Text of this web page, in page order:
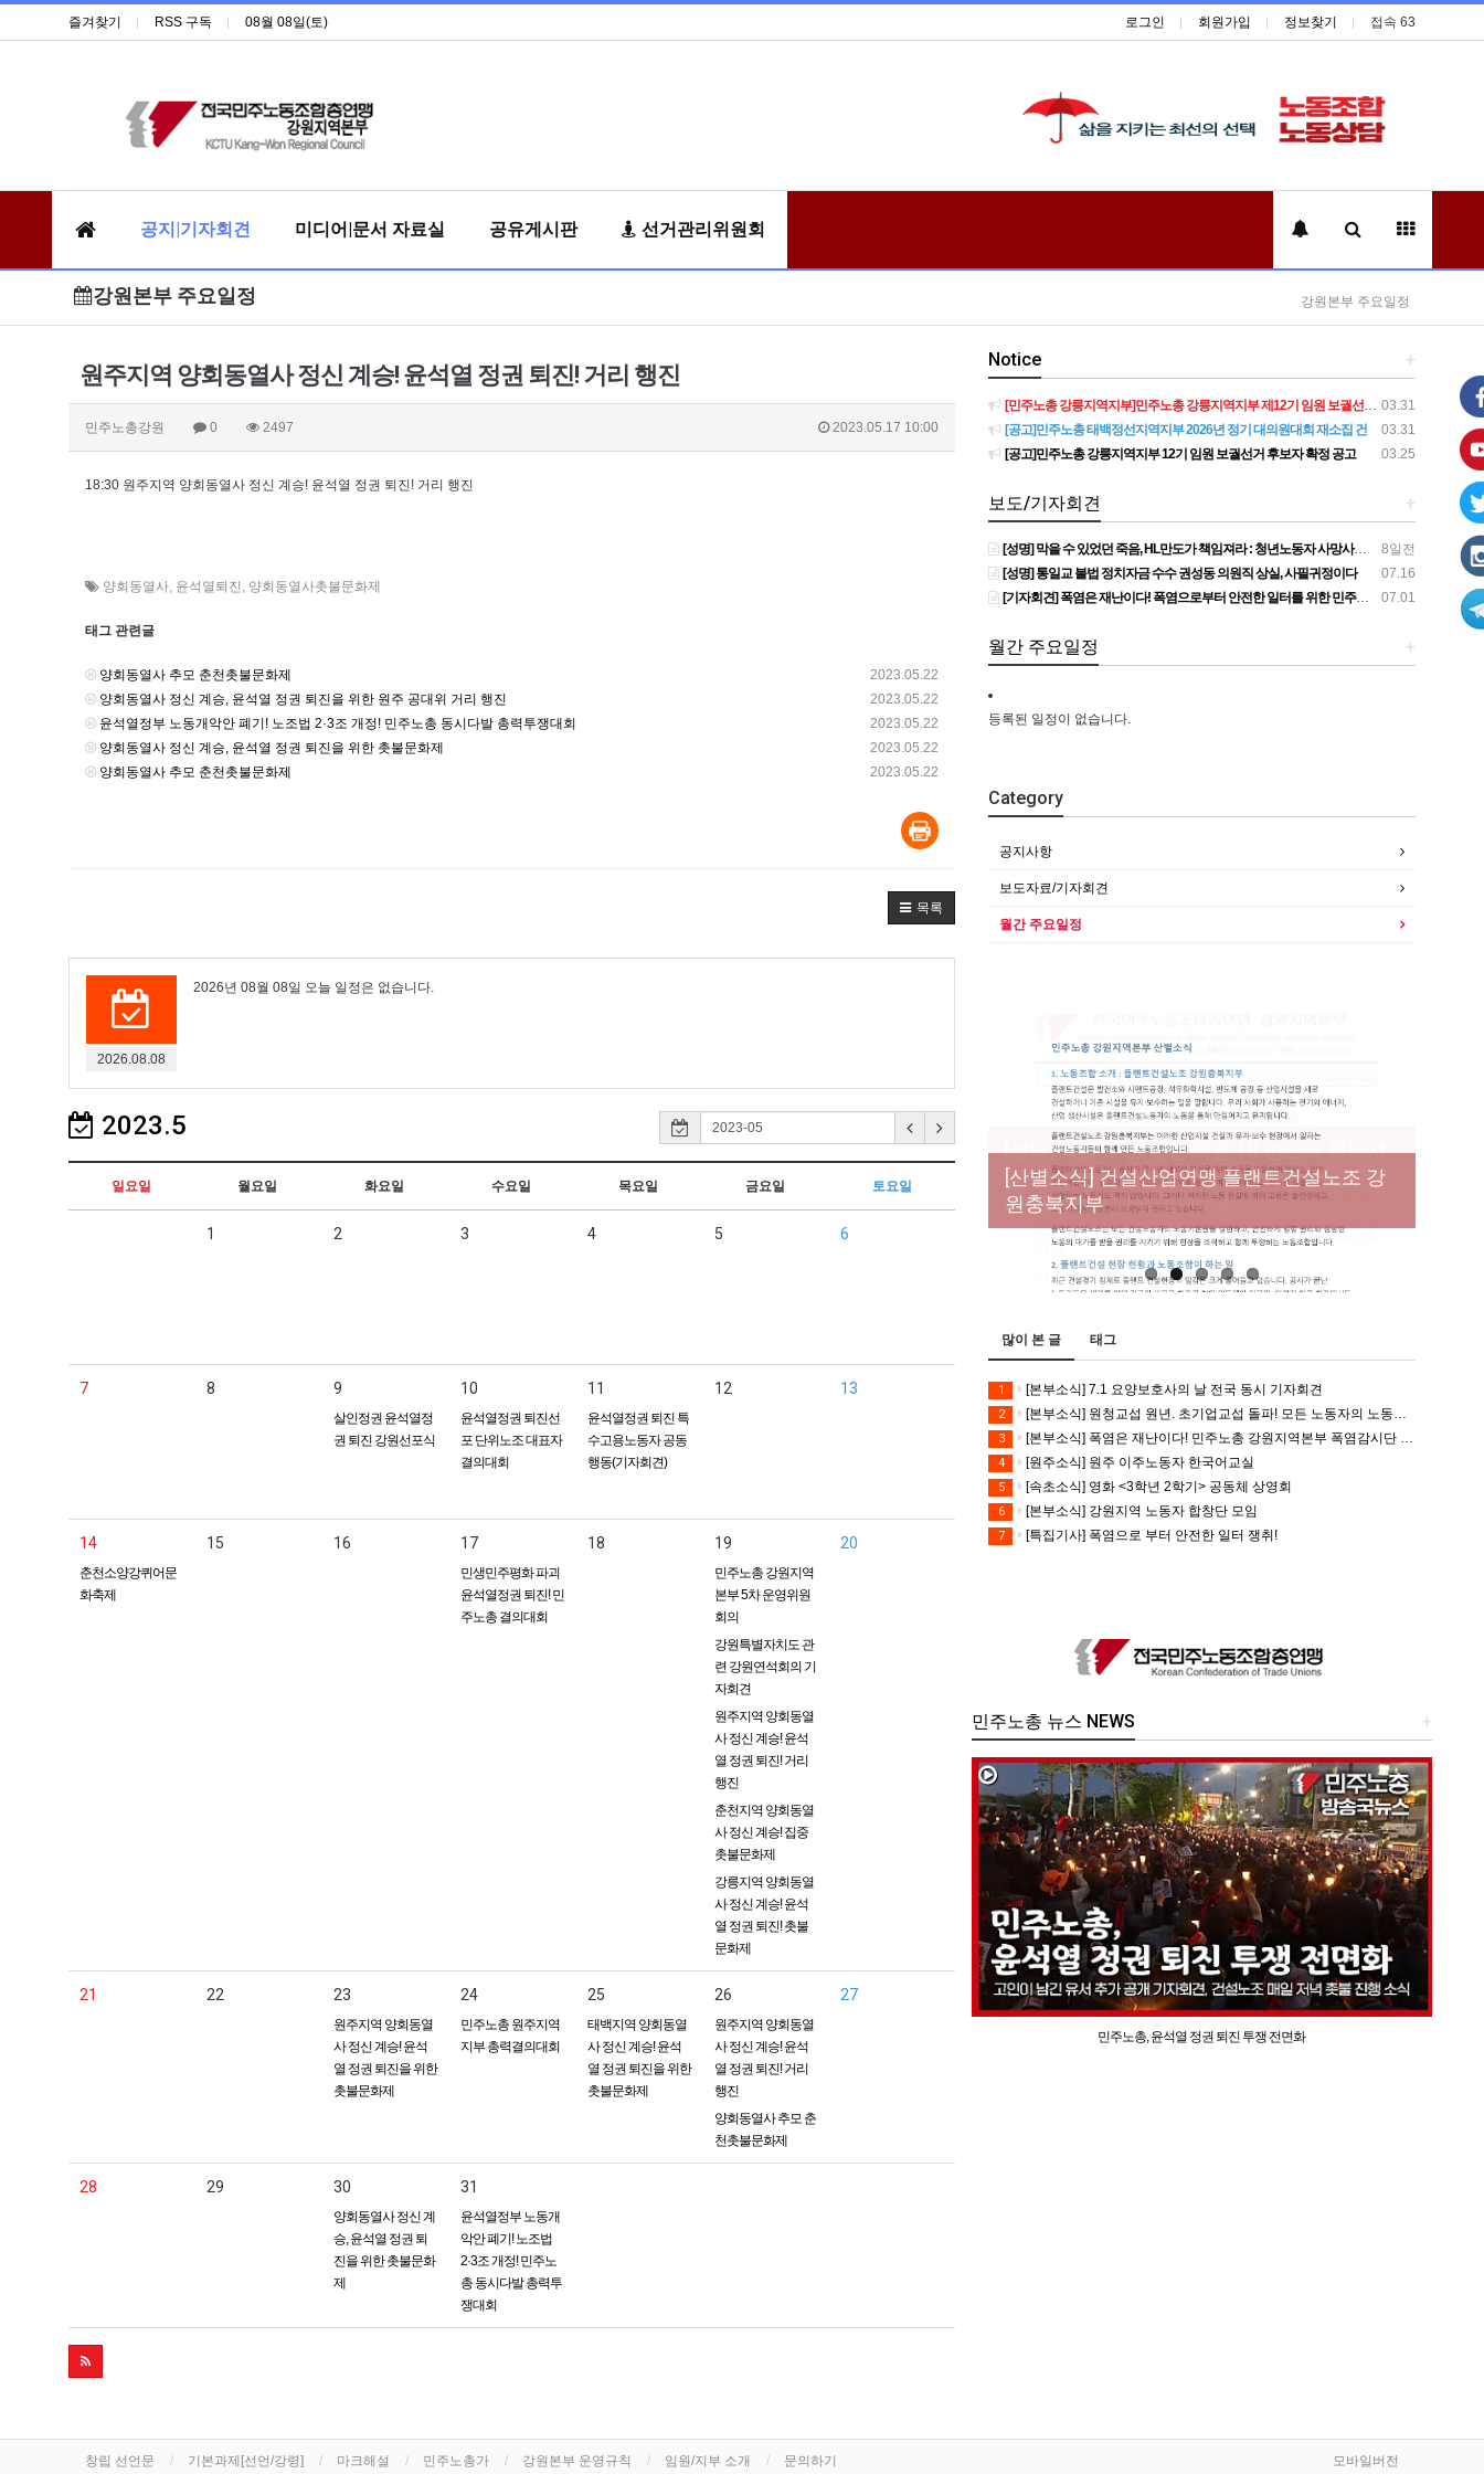
즐겨찾기 RSS 구독 08월 08일(토) 로그인 회원가입 정보찾기 접속 63
공지|기자회견 미디어|문서 자료실 공유게시판 선거관리위원회
강원본부 주요일정 강원본부 주요일정
원주지역 양회동열사 정신 계승! 윤석열 정권 퇴진! 거리 행진
민주노총강원 0 2497 2023.05.17 10:00
18:30 원주지역 양회동열사 정신 계승! 윤석열 정권 퇴진! 거리 행진
양회동열사, 윤석열퇴진 , 양회동열사촛불문화제
태그 관련글
2023.05.22
양회동열사 추모 춘천촛불문화제
2023.05.22
양회동열사 정신 계승, 윤석열 정권 퇴진을 위한 원주 공대위 거리 행진
2023.05.22
윤석열정부 노동개악안 폐기! 노조법 2·3조 개정! 민주노총 동시다발 총력투쟁대회
2023.05.22
양회동열사 정신 계승, 윤석열 정권 퇴진을 위한 촛불문화제
2023.05.22
양회동열사 추모 춘천촛불문화제
목록
2026.08.08
2026년 08월 08일 오늘 일정은 없습니다.
2023.5
일요일 월요일 화요일 수요일 목요일 금요일 토요일
1 2 3 4 5 6
7 8 9
살인정권 윤석열정
권 퇴진 강원선포식
10
윤석열정권 퇴진선
포 단위노조 대표자
결의대회
11
윤석열정권 퇴진 특
수고용노동자 공동
행동(기자회견)
12 13
14
춘천소양강퀴어문
화축제
15 16 17
민생민주평화 파괴
윤석열정권 퇴진! 민
주노총 결의대회
18 19
민주노총 강원지역
본부 5차 운영위원
회의
강원특별자치도 관
련 강원연석회의 기
자회견
원주지역 양회동열
사 정신 계승! 윤석
열 정권 퇴진! 거리
행진
춘천지역 양회동열
사 정신 계승! 집중
촛불문화제
강릉지역 양회동열
사 정신 계승! 윤석
열 정권 퇴진! 촛불
문화제
20
21 22 23
원주지역 양회동열
사 정신 계승! 윤석
열 정권 퇴진을 위한
촛불문화제
24
민주노총 원주지역
지부 총력결의대회
25
태백지역 양회동열
사 정신 계승! 윤석
열 정권 퇴진을 위한
촛불문화제
26
원주지역 양회동열
사 정신 계승! 윤석
열 정권 퇴진! 거리
행진
양회동열사 추모 춘
천촛불문화제
27
28 29 30
양회동열사 정신 계
승, 윤석열 정권 퇴
진을 위한 촛불문화
제
31
윤석열정부 노동개
악안 폐기! 노조법
2·3조 개정! 민주노
총 동시다발 총력투
쟁대회
+
Notice
03.31
[민주노총 강릉지역지부]민주노총 강릉지역지부 제12기 임원 보궐선거결과 공고
03.31
[공고]민주노총 태백정선지역지부 2026년 정기 대의원대회 재소집 건
03.25
[공고]민주노총 강릉지역지부 12기 임원 보궐선거 후보자 확정 공고
+
보도/기자회견
8일전
[성명] 막을 수 있었던 죽음, HL만도가 책임져라 : 청년노동자 사망사고의 철저한 진상규명과 재발방지 대책 마련하라
07.16
[성명] 통일교 불법 정치자금 수수 권성동 의원직 상실, 사필귀정이다
07.01
[기자회견] 폭염은 재난이다! 폭염으로부터 안전한 일터를 위한 민주노총 강원지역본부 폭염감시단 선포 기자회견
+
월간 주요일정
등록된 일정이 없습니다.
Category
공지사항
보도자료/기자회견
월간 주요일정
[성명] 막을 수 있었던 죽음, HL만도가 책임져
라 : 청년노동자 사망사고의 철저한 진상규명
과 재발방지 대책 마련하라
[산별소식] 건설산업연맹 플랜트건설노조 강
원충북지부
[강릉,속초,원주,춘천] 폭염감시단 사업 이모저
모
[조합원☆인터뷰] 서비스연맹 전국학교비정
규직노동조합 강원지부 김유미 춘천지회장
[본부소식] 강원지역 노동자 합창단 모임
많이 본 글 태그
1 [본부소식] 7.1 요양보호사의 날 전국 동시 기자회견
2 [본부소식] 원청교섭 원년. 초기업교섭 돌파! 모든 노동자의 노동기본권 쟁취! 민주노총 7.15 총파업대회
3 [본부소식] 폭염은 재난이다! 민주노총 강원지역본부 폭염감시단 선포 기자회견
4 [원주소식] 원주 이주노동자 한국어교실
5 [속초소식] 영화 <3학년 2학기> 공동체 상영회
6 [본부소식] 강원지역 노동자 합창단 모임
7 [특집기사] 폭염으로 부터 안전한 일터 쟁취!
+
민주노총 뉴스 NEWS
민주노총, 윤석열 정권 퇴진 투쟁 전면화
창립 선언문 기본과제[선언/강령] 마크해설 민주노총가 강원본부 운영규칙 임원/지부 소개 문의하기 모바일버전